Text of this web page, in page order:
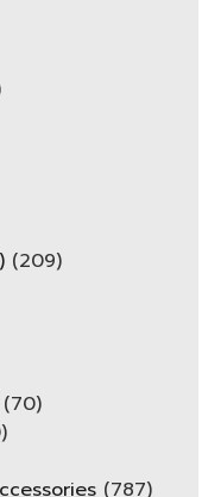
(209)
(70)
(787)